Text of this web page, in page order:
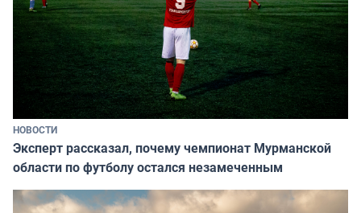
НОВОСТИ
Эксперт рассказал, почему чемпионат Мурманской
области по футболу остался незамеченным